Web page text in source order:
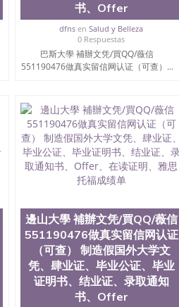
书、Offer
dfns enSalud y Belleza
0 Respuestas
巴斯大學 補辦文凭/買QQ/薇信
551190476做真实留信网认证（可查）...
邊山大學 補辦文凭/買QQ/薇信
551190476做真实留信网认证
（可查） 制造假国外大学文
凭、肆业证、毕业公证、毕业
证明书、结业证、录取通知
书、Offer